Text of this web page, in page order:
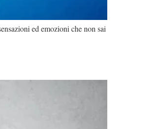
ed emozioni che non sai